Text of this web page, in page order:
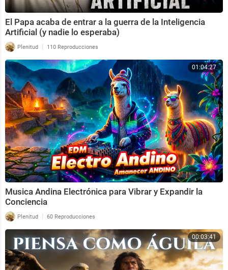
El Papa acaba de entrar a la guerra de la Inteligencia
Artificial (y nadie lo esperaba)
Plenitud | 110 Reproducciones
01:04:27
Musica Andina Electrónica para Vibrar y Expandir la
Conciencia
Plenitud | 60 Reproducciones
00:03:41